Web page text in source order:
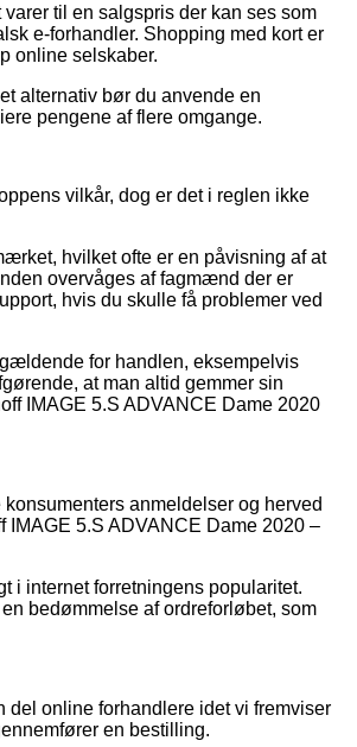
til en salgspris der kan ses som
e-forhandler. Shopping med kort er
online selskaber.
alternativ bør du anvende en
pengene af flere omgange.
vilkår, dog er det i reglen ikke
hvilket ofte er en påvisning af at
overvåges af fagmænd der er
hvis du skulle få problemer ved
for handlen, eksempelvis
at man altid gemmer sin
IMAGE 5.S ADVANCE Dame 2020
anmeldelser og herved
IMAGE 5.S ADVANCE Dame 2020 –
i internet forretningens popularitet.
bedømmelse af ordreforløbet, som
online forhandlere idet vi fremviser
en bestilling.